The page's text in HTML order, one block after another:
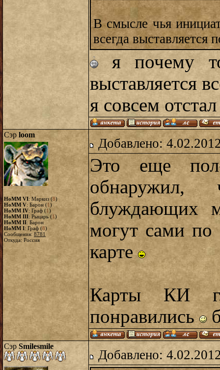
В смысле чья
всегда выставляется
я почему
выставляется
я совсем
Сэр loom
HoMM VI: Маркиз (8)
HoMM V: Барон (1)
HoMM IV: Граф (1)
HoMM III: Рыцарь (1)
HoMM II: Барон
HoMM I: Граф (8)
Сообщения: 8781
Откуда: Россия
Добавлено:
Это еще
обнаружил,
блуждающих
могут сами по
карте
Карты КИ
понравились
Сэр Smilesmile
Добавлено: